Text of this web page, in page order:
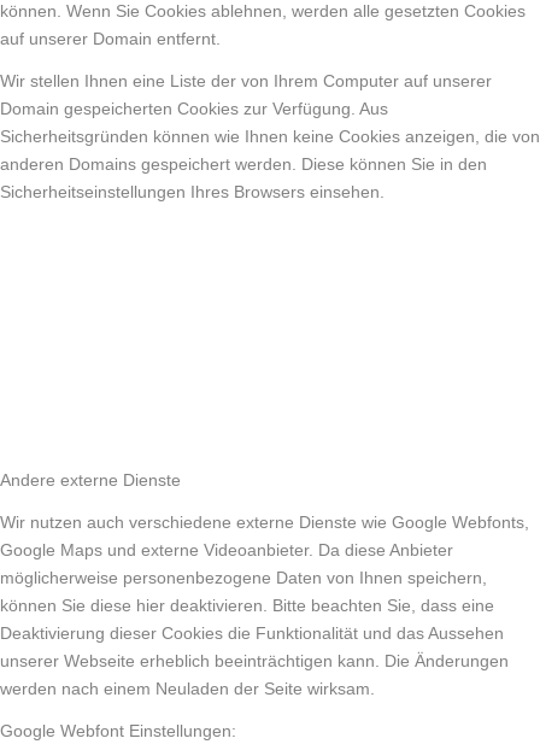
können. Wenn Sie Cookies ablehnen, werden alle gesetzten Cookies
auf unserer Domain entfernt.
Wir stellen Ihnen eine Liste der von Ihrem Computer auf unserer
Domain gespeicherten Cookies zur Verfügung. Aus
Sicherheitsgründen können wie Ihnen keine Cookies anzeigen, die von
anderen Domains gespeichert werden. Diese können Sie in den
Sicherheitseinstellungen Ihres Browsers einsehen.
Andere externe Dienste
Wir nutzen auch verschiedene externe Dienste wie Google Webfonts,
Google Maps und externe Videoanbieter. Da diese Anbieter
möglicherweise personenbezogene Daten von Ihnen speichern,
können Sie diese hier deaktivieren. Bitte beachten Sie, dass eine
Deaktivierung dieser Cookies die Funktionalität und das Aussehen
unserer Webseite erheblich beeinträchtigen kann. Die Änderungen
werden nach einem Neuladen der Seite wirksam.
Google Webfont Einstellungen: